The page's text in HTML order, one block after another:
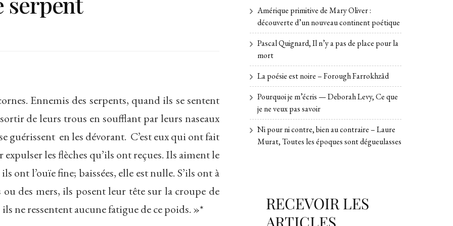
Ennemis des serpents, quand ils se sentent
de leurs trous en soufflant par leurs naseaux
guérissent en les dévorant. C’est eux qui ont fait
les flèches qu’ils ont reçues. Ils aiment le
ont l’ouïe fine; baissées, elle est nulle. S’ils ont à
ou des mers, ils posent leur tête sur la croupe de
ne ressentent aucune fatigue de ce poids. »*
Amérique primitive de Mary Oliver :
découverte d’un nouveau continent poétique
Pascal Quignard, Il n’y a pas de place pour la
mort
La poésie est noire – Forough Farrokhzâd
Pourquoi je m’écris — Deborah Levy, Ce que
je ne veux pas savoir
Ni pour ni contre, bien au contraire – Laure
Murat, Toutes les époques sont dégueulasses
RECEVOIR LES
ARTICLES